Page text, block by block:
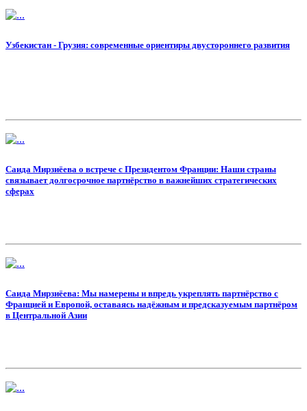
Узбекистан - Грузия: современные ориентиры двустороннего развития
Саида Мирзиёева о встрече с Президентом Франции: Наши страны
связывает долгосрочное партнёрство в важнейших стратегических
сферах
Саида Мирзиёева: Мы намерены и впредь укреплять партнёрство с
Францией и Европой, оставаясь надёжным и предсказуемым партнёром
в Центральной Азии